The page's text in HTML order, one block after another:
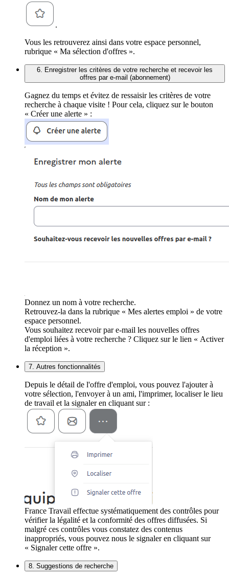
.
Vous les retrouverez ainsi dans votre espace personnel,
rubrique « Ma sélection d'offres ».
6. Enregistrer les critères de votre recherche et recevoir les
offres par e-mail (abonnement)
Gagnez du temps et évitez de ressaisir les critères de votre
recherche à chaque visite ! Pour cela, cliquez sur le bouton
« Créer une alerte » :
Donnez un nom à votre recherche.
Retrouvez-la dans la rubrique « Mes alertes emploi » de votre
espace personnel.
Vous souhaitez recevoir par e-mail les nouvelles offres
d'emploi liées à votre recherche ? Cliquez sur le lien « Activer
la réception ».
7. Autres fonctionnalités
Depuis le détail de l'offre d'emploi, vous pouvez l'ajouter à
votre sélection, l'envoyer à un ami, l'imprimer, localiser le lieu
de travail et la signaler en cliquant sur :
France Travail effectue systématiquement des contrôles pour
vérifier la légalité et la conformité des offres diffusées. Si
malgré ces contrôles vous constatez des contenus
inappropriés, vous pouvez nous le signaler en cliquant sur
« Signaler cette offre ».
8. Suggestions de recherche